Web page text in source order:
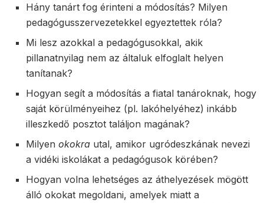
Hány tanárt fog érinteni a módosítás? Milyen
pedagógusszervezetekkel egyeztettek róla?
Mi lesz azokkal a pedagógusokkal, akik
pillanatnyilag nem az általuk elfoglalt helyen
tanítanak?
Hogyan segít a módosítás a fiatal tanároknak, hogy
saját körülményeihez (pl. lakóhelyéhez) inkább
illeszkedő posztot találjon magának?
Milyen okokra utal, amikor ugródeszkának nevezi
a vidéki iskolákat a pedagógusok körében?
Hogyan volna lehetséges az áthelyezések mögött
álló okokat megoldani, amelyek miatt a